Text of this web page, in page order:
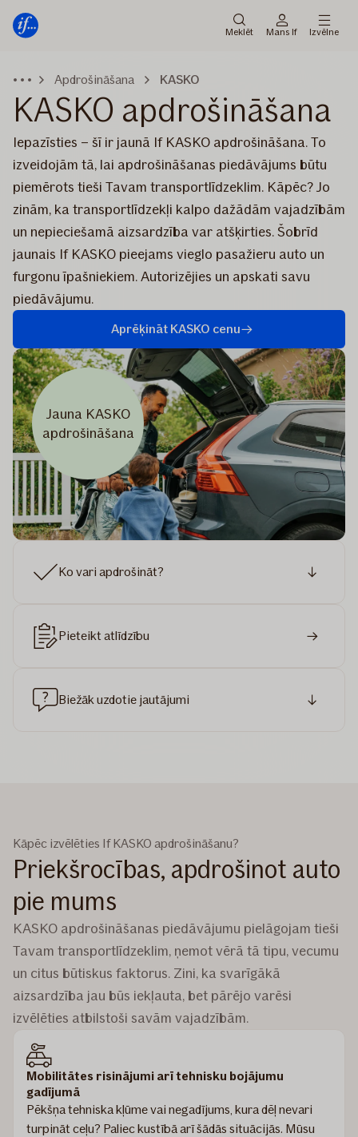
izvēlne
Meklēt Mans If Izvēlne
Apdrošināšana KASKO
KASKO apdrošināšana
Iepazīsties – šī ir jaunā If KASKO apdrošināšana. To
izveidojām tā, lai apdrošināšanas piedāvājums būtu
piemērots tieši Tavam transportlīdzeklim. Kāpēc? Jo
zinām, ka transportlīdzekļi kalpo dažādām vajadzībām
un nepieciešamā aizsardzība var atšķirties. Šobrīd
jaunais If KASKO pieejams vieglo pasažieru auto un
furgonu īpašniekiem. Autorizējies un apskati savu
piedāvājumu.
Aprēķināt KASKO cenu
Jauna KASKO
apdrošināšana
Ko vari apdrošināt?
Pieteikt atlīdzību
Biežāk uzdotie jautājumi
Kāpēc izvēlēties If KASKO apdrošināšanu?
Priekšrocības, apdrošinot auto
pie mums
KASKO apdrošināšanas piedāvājumu pielāgojam tieši
Tavam transportlīdzeklim, ņemot vērā tā tipu, vecumu
un citus būtiskus faktorus. Zini, ka svarīgākā
aizsardzība jau būs iekļauta, bet pārējo varēsi
izvēlēties atbilstoši savām vajadzībām.
Mobilitātes risinājumi arī tehnisku bojājumu
gadījumā
Pēkšņa tehniska kļūme vai negadījums, kura dēļ nevari
turpināt ceļu? Paliec kustībā arī šādās situācijās. Mūsu